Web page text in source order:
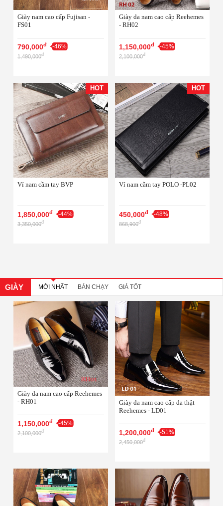
Giày nam cao cấp Fujisan -
FS01
790,000đ -46%
1,490,000đ
Giày da nam cao cấp Reehemes
- RH02
1,150,000đ -45%
2,100,000đ
HOT
Ví nam cầm tay BVP
1,850,000đ -44%
3,350,000đ
HOT
Ví nam cầm tay POLO -PL02
450,000đ -48%
868,900đ
GIÀY MỚI NHẤT BÁN CHẠY GIÁ TỐT
Giày da nam cao cấp Reehemes
- RH01
1,150,000đ -45%
2,100,000đ
Giày da nam cao cấp da thật
Reehemes - LD01
1,200,000đ -51%
2,450,000đ